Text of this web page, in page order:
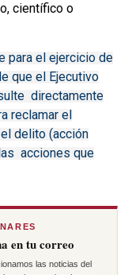
científico o
para el ejercicio de
que el Ejecutivo
directamente
reclamar el
delito (acción
acciones que
en tu correo
las noticias del